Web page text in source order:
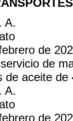
A.
de
de
de aceite
A.
de